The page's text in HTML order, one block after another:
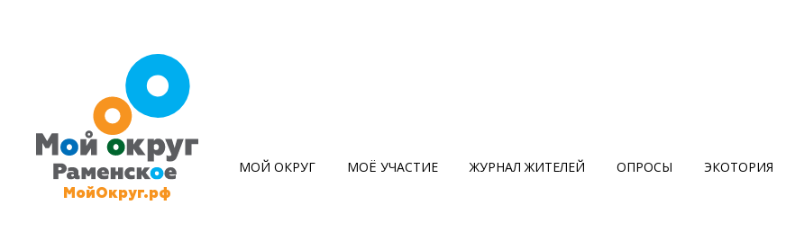
МойОкруг.рф
МОЙ ОКРУГ МОЁ УЧАСТИЕ ЖУРНАЛ ЖИТЕЛЕЙ ОПРОСЫ ЭКОТОРИЯ